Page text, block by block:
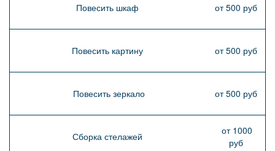
Повесить шкаф от 500 руб
Повесить картину от 500 руб
Повесить зеркало от 500 руб
Сборка стелажей
от 1000
руб